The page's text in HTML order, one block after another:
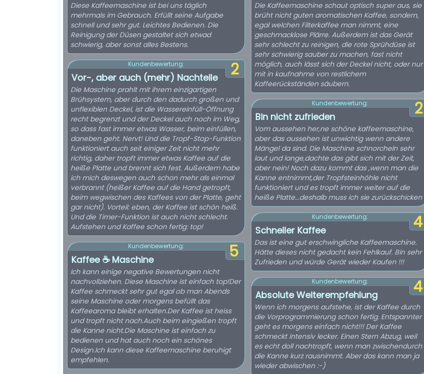
Diese Kaffeemaschine ist bei uns täglich
mehrmals im Gebrauch. Erfüllt seine Aufgabe
schnell und sehr gut. Leichtes Bedienen. Die
Reinigung der Düsen gestaltet sich etwad
schwierig, aber sonst alles Bestens.
2
Kundenbewertung:
Vor-, aber auch (mehr) Nachteile
Die Maschine prahlt mit ihrem einzigartigen
Brühsystem, aber durch den dadurch großen und
unflexiblen Deckel, ist die Wassereinfüll-Öffnung
recht begrenzt und der Deckel auch noch im Weg,
so dass fast immer etwas Wasser, beim einfüllen,
daneben geht. Nervt! Und die Tropf-Stop-Funktion
funktioniert auch seit einiger Zeit nicht mehr
richtig, daher tropft immer etwas Kaffee auf die
heiße Platte und brennt sich fest. Außerdem habe
ich mich deswegen auch schon mehr als einmal
verbrannt (heißer Kaffee auf die Hand getropft,
beim wegwischen des Kaffees von der Platte, geht
gar nicht). Vorteil: eben, der Kaffee ist schön heiß.
Und die Timer-Funktion ist auch nicht schlecht.
Aufstehen und Kaffee schon fertig: top!
5
Kundenbewertung:
Kaffee ☕ Maschine
Ich kann einige negative Bewertungen nicht
nachvollziehen. Diese Maschine ist einfach top!Der
Kaffee schmeckt sehr gut egal ob man Abends
seine Maschine oder morgens befüllt das
Kaffeearoma bleibt erhalten.Der Kaffee ist heiss
und tropft nicht nach.Auch beim eingießen tropft
die Kanne nicht.Die Maschine ist einfach zu
bedienen und hat auch noch ein schönes
Design.Ich kann diese Kaffeemaschine beruhigt
empfehlen.
Die Kaffeemaschine schaut optisch super aus, sie
brüht nicht guten aromatischen Kaffee, sondern,
egal welchen Filterkaffee man nimmt, eine
geschmacklose Plärre. Außerdem ist das Gerät
sehr schlecht zu reinigen, die rote Sprühdüse ist
sehr schwierig sauber zu machen, fast nicht
möglich, auch lässt sich der Deckel nicht, oder nur
mit in kaufnahme von restlichem
Kaffeerückständen säubern.
2
Kundenbewertung:
Bin nicht zufrieden
Vom aussehen her,ne schöne kaffeemaschine,
aber das aussehen ist unwichtig wenn andere
Mängel da sind. Die Maschine schnorcheln sehr
laut und lange,dachte das gibt sich mit der Zeit,
aber nein! Noch dazu kommt das ,wenn man die
Kanne entnimmt,der Tropfsteinhöhle nicht
funktioniert und es tropft immer weiter auf die
heiße Platte...deshalb muss ich sie zurückschicken
4
Kundenbewertung:
Schneller Kaffee
Das ist eine gut erschwingliche Kaffeemaschine.
Hätte dieses nicht gedacht kein Fehlkauf. Bin sehr
Zufrieden und würde Gerät wieder Kaufen !!!
4
Kundenbewertung:
Absolute Weiterempfehlung
Wenn ich morgens aufstehe, ist der Kaffee durch
die Vorprogrammierung schon fertig. Entspannter
geht es morgens einfach nicht!!! Der Kaffee
schmeckt intensiv lecker. Einen Stern Abzug, weil
es echt doll nachtropft, wenn man zwischendurch
die Kanne kurz rausnimmt. Aber das kann man ja
wieder abwischen :-)